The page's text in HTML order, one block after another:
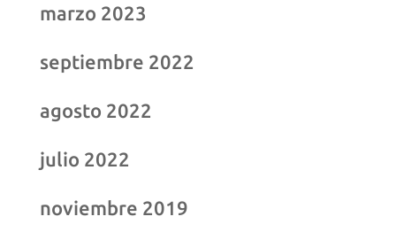
marzo 2023
septiembre 2022
agosto 2022
julio 2022
noviembre 2019